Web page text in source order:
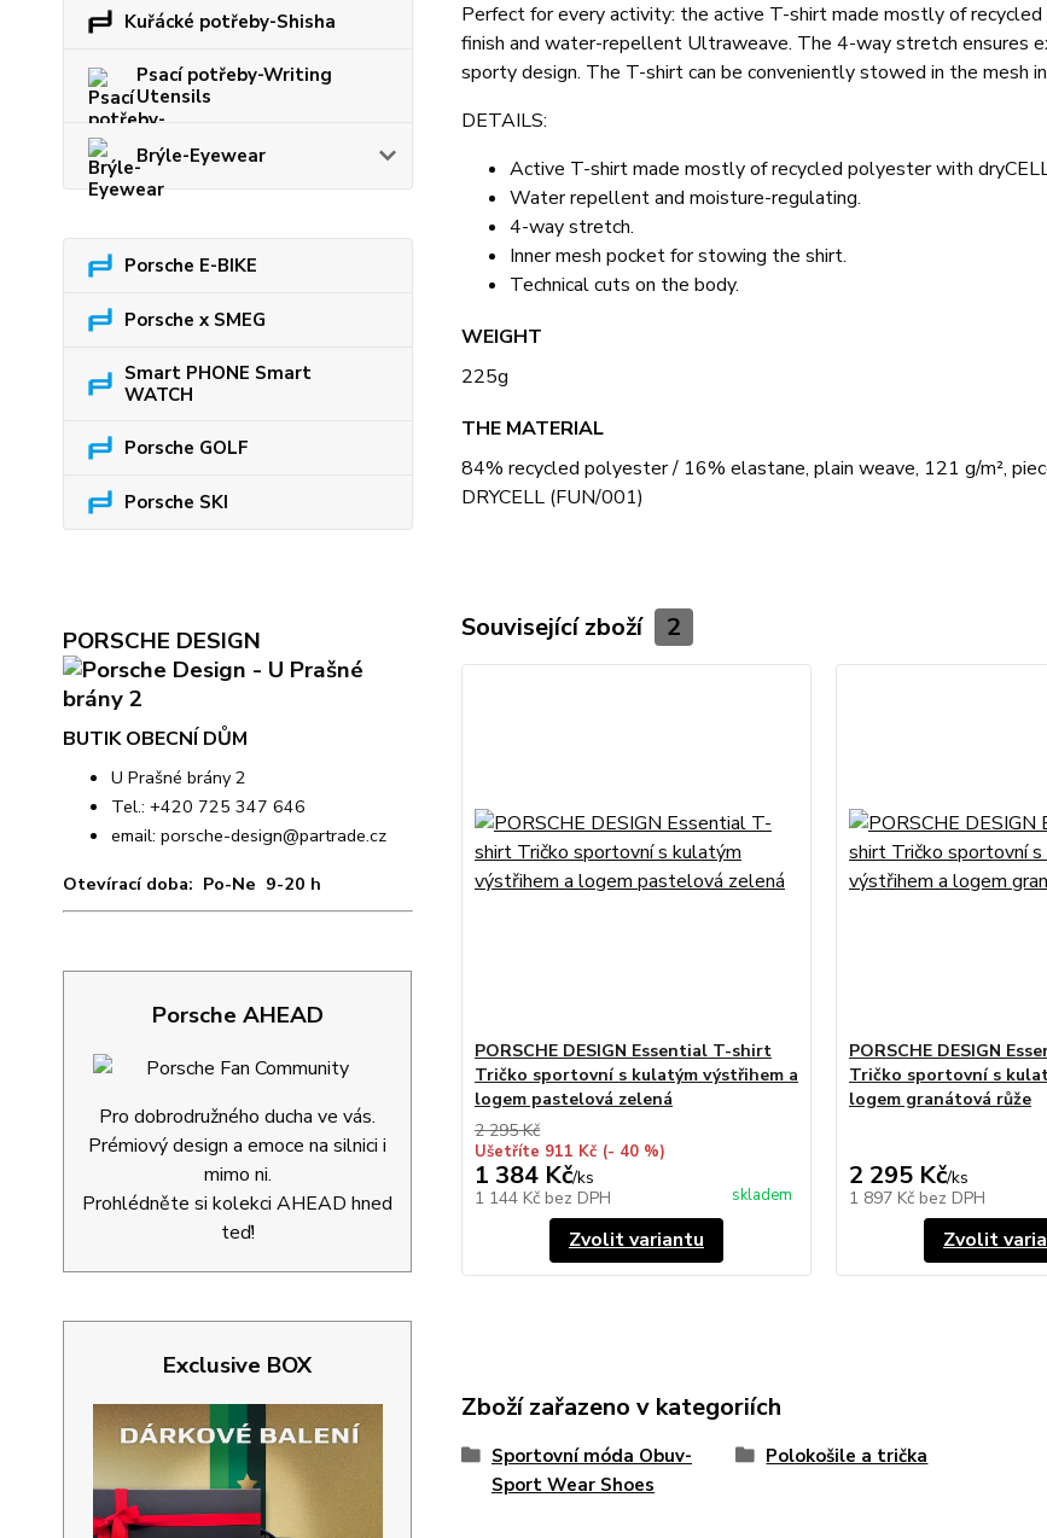
Kuřácké potřeby-Shisha
Psací potřeby-Writing
Utensils
Brýle-Eyewear
Porsche E-BIKE
Porsche x SMEG
Smart PHONE Smart
WATCH
Porsche GOLF
Porsche SKI
PORSCHE DESIGN
BUTIK OBECNÍ DŮM
U Prašné brány 2
Tel.: +420 725 347 646
email: porsche-design@partrade.cz
Otevírací doba: Po-Ne 9-20 h
Porsche AHEAD
Pro dobrodružného ducha ve vás.
Prémiový design a emoce na silnici i
mimo ni.
Prohlédněte si kolekci AHEAD hned
teď!
Exclusive BOX
Perfect for every activity: the active T-shirt made mostly of
finish and water-repellent Ultraweave. The 4-way stretch ensures
sporty design. The T-shirt can be conveniently stowed in the mesh
DETAILS:
Active T-shirt made mostly of recycled polyester with
Water repellent and moisture-regulating.
4-way stretch.
Inner mesh pocket for stowing the shirt.
Technical cuts on the body.
WEIGHT
225g
THE MATERIAL
84% recycled polyester / 16% elastane, plain weave, 121 g/m²,
DRYCELL (FUN/001)
Související zboží 2
PORSCHE DESIGN Essential T-shirt
Tričko sportovní s kulatým výstřihem a
logem pastelová zelená
2 295 Kč
Ušetříte 911 Kč (- 40 %)
1 384 Kč/ks
1 144 Kč bez DPH skladem
Zvolit variantu
PORSCHE DESIGN
Tričko sportovní s
logem granátová růže
2 295 Kč/ks
1 897 Kč bez DPH
Zvolit
Zboží zařazeno v kategoriích
Sportovní móda Obuv-
Sport Wear Shoes
Polokošile a trička